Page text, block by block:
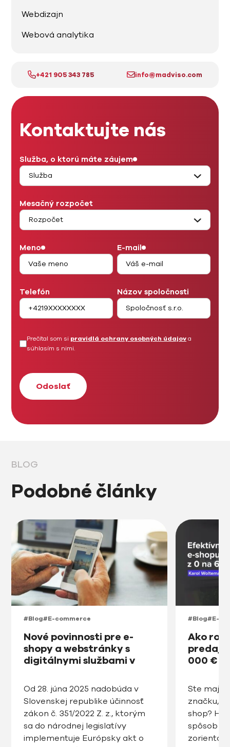
Webdizajn
Webová analytika
+421 905 343 785 info@madviso.com
Kontaktujte nás
Služba, o ktorú máte záujem
Mesačný rozpočet
Meno E-mail
Telefón Názov spoločnosti
Prečítal som si pravidlá ochrany osobných údajova
súhlasím s nimi.
BLOG
Podobné články
#Blog#E-commerce
Nové povinnosti pre e-
shopy a webstránky s
digitálnymi službami v
od roku 2025
Od 28. júna 2025 nadobúda v
Slovenskej republike účinnosť
zákon č. 351/2022 Z. z., ktorým
sa do národnej legislatívy
implementuje Európsky akt o
#Blog#E-
Ako
000 € v
Ste
značku,
shop?
spôsob